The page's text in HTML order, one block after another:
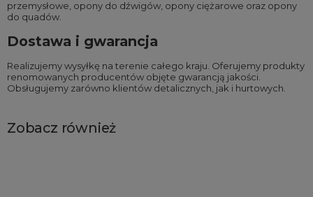
przemysłowe opony do dźwigów opony ciężarowe oraz opony
do quadów
Dostawa i gwarancja
Realizujemy wysyłkę na terenie całego kraju. Oferujemy produkty
renomowanych producentów objęte gwarancją jakości.
Obsługujemy zarówno klientów detalicznych, jak i hurtowych.
Zobacz również